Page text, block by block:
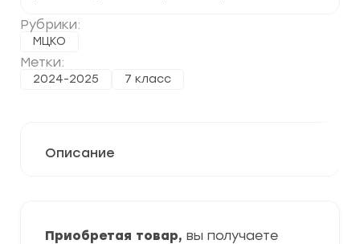
Рубрики:
МЦКО
Метки:
2024-2025 7 класс
Описание
Приобретая товар, вы получаете